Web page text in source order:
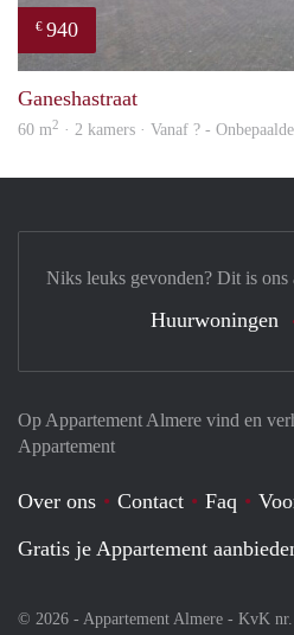
€ 940
Ganeshastraat
60 m2 · 2 kamers · Vanaf ? -
Op Appartement Almere vind en
Appartement
Over ons Contact Faq
Gratis je Appartement
© 2026 - Appartement Almere - KvK
Niks leuks gevonden? Dit is ons
Huurwoningen